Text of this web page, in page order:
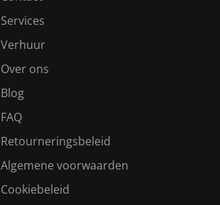
Services
Verhuur
Over ons
Blog
FAQ
Retourneringsbeleid
Algemene voorwaarden
Cookiebeleid